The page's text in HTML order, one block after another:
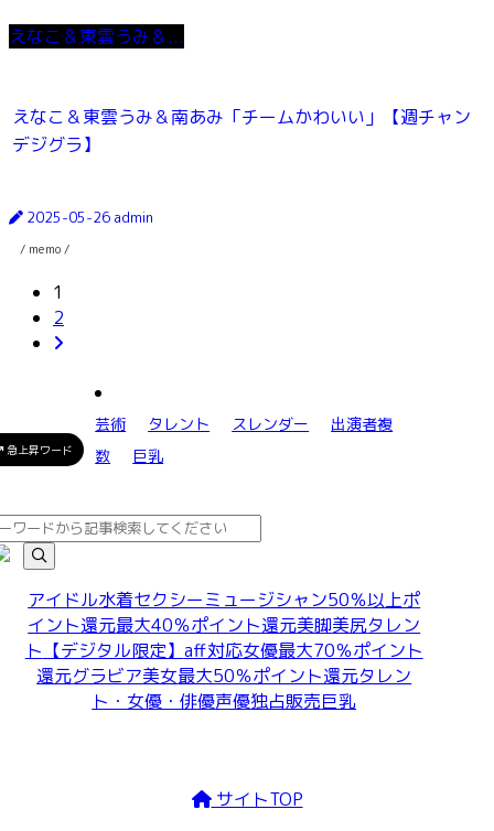
えなこ＆東雲うみ＆...
えなこ＆東雲うみ＆南あみ「チームかわいい」【週チャン
デジグラ】
2025-05-26 admin
/ memo /
1
2
急上昇ワード
芸術 タレント スレンダー
出演者複
数
巨乳
アイドル水着セクシーミュージシャン50％以上ポ
イント還元最大40％ポイント還元美脚美尻タレン
ト 【デジタル限定】 aff対応女優最大70％ポイント
還元グラビア美女最大50％ポイント還元タレン
ト・女優・俳優声優独占販売巨乳
サイトTOP